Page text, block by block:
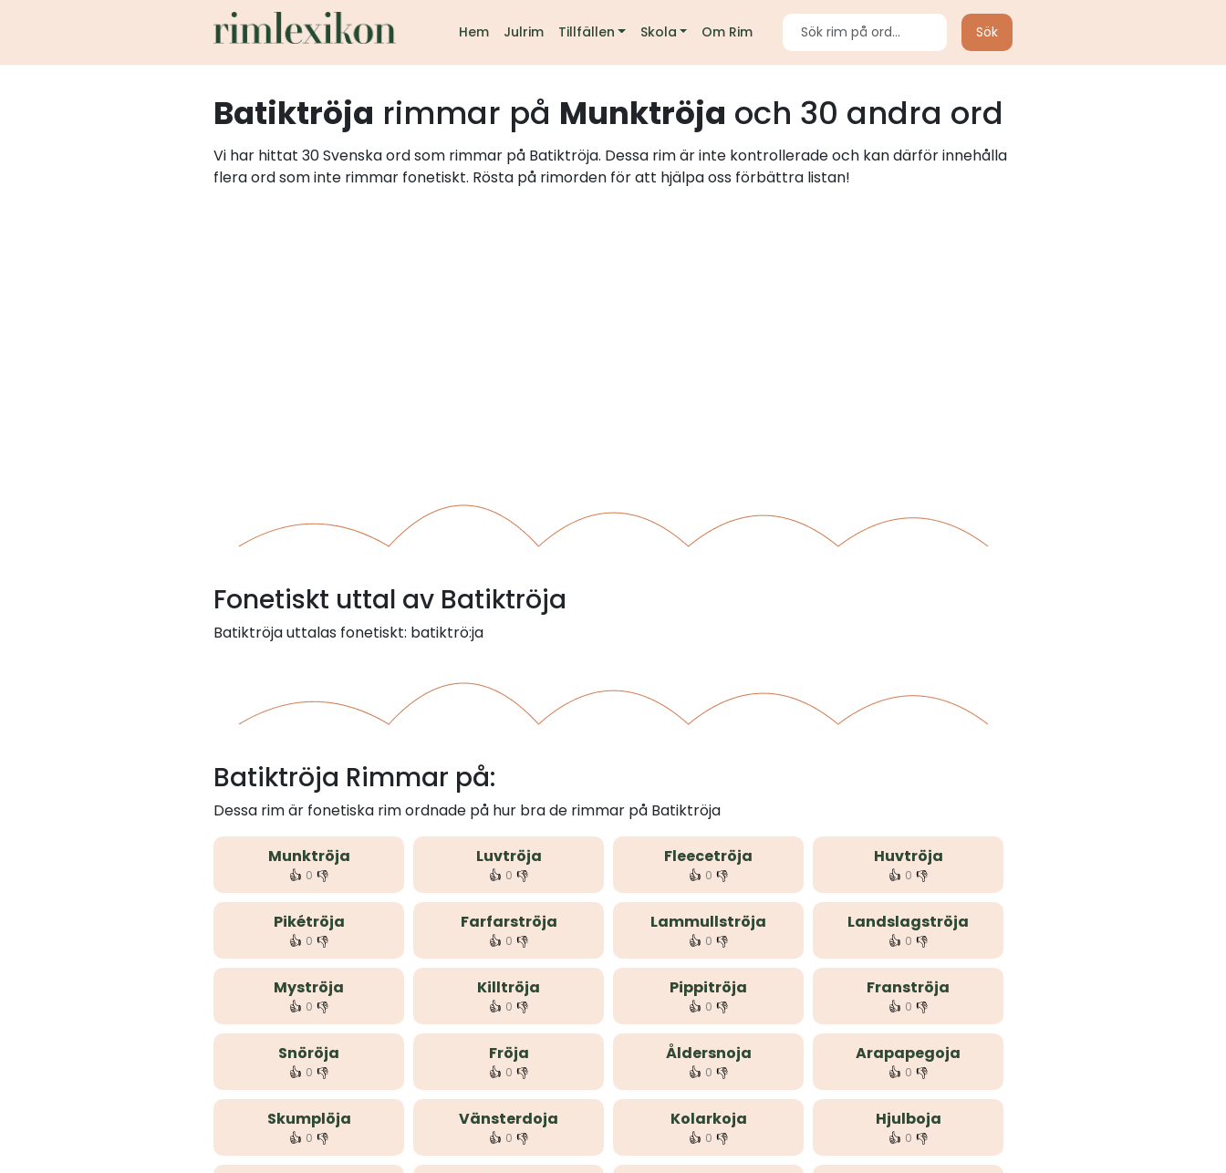
Hem Julrim Tillfällen Skola Om Rim Sök
Batiktröja rimmar på Munktröja och 30 andra ord
Vi har hittat 30 Svenska ord som rimmar på Batiktröja. Dessa rim är inte kontrollerade och kan därför innehålla
flera ord som inte rimmar fonetiskt. Rösta på rimorden för att hjälpa oss förbättra listan!
Fonetiskt uttal av Batiktröja
Batiktröja uttalas fonetiskt: batiktrö:ja
Batiktröja Rimmar på:
Dessa rim är fonetiska rim ordnade på hur bra de rimmar på Batiktröja
Munktröja
👍 0 👎
Luvtröja
👍 0 👎
Fleecetröja
👍 0 👎
Huvtröja
👍 0 👎
Pikétröja
👍 0 👎
Farfarströja
👍 0 👎
Lammullströja
👍 0 👎
Landslagströja
👍 0 👎
Myströja
👍 0 👎
Killtröja
👍 0 👎
Pippitröja
👍 0 👎
Franströja
👍 0 👎
Snöröja
👍 0 👎
Fröja
👍 0 👎
Åldersnoja
👍 0 👎
Arapapegoja
👍 0 👎
Skumplöja
👍 0 👎
Vänsterdoja
👍 0 👎
Kolarkoja
👍 0 👎
Hjulboja
👍 0 👎